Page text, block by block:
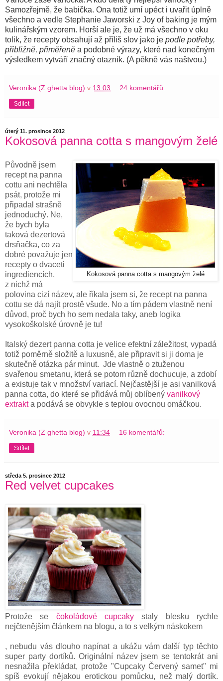
Samozřejmě, že babička. Ona totiž umí upéct i uvařit úplně
všechno a vedle Stephanie Jaworski z Joy of baking je mým
kulinářským vzorem. Horší ale je, že už má všechno v oku
tolik, že recepty obsahují až příliš slov jako je podle potřeby,
přibližně, přiměřeně a podobné výrazy, které nad konečným
výsledkem vytváří značný otazník. (A pěkně vás naštvou.)
Veronika (Z ghetta blog) v 13:03 24 komentářů:
Sdílet
úterý 11. prosince 2012
Kokosová panna cotta s mangovým želé
Kokosová panna cotta s mangovým želé
Původně jsem
recept na panna
cottu ani nechtěla
psát, protože mi
připadal strašně
jednoduchý. Ne,
že bych byla
taková dezertová
drsňačka, co za
dobré považuje jen
recepty o dvaceti
ingrediencích,
z nichž má
polovina cizí název, ale říkala jsem si, že recept na panna
cottu se dá najít prostě všude. No a tím pádem vlastně není
důvod, proč bych ho sem nedala taky, aneb logika
vysokoškolské úrovně je tu!
Italský dezert panna cotta je velice efektní záležitost, vypadá
totiž poměrně složitě a luxusně, ale připravit si ji doma je
skutečně otázka pár minut. Jde vlastně o ztuženou
svařenou smetanu, která se potom různě dochucuje, a zdobí
a existuje tak v množství variací. Nejčastější je asi vanilková
panna cotta, do které se přidává můj oblíbený vanilkový
extrakta podává se obvykle s teplou ovocnou omáčkou.
Veronika (Z ghetta blog) v 11:34 16 komentářů:
Sdílet
středa 5. prosince 2012
Red velvet cupcakes
Protože se čokoládové cupcaky staly blesku rychle
nejčtenějším článkem na blogu, a to s velkým náskokem
, nebudu vás dlouho napínat a ukážu vám další typ těchto
super party dortíků. Originální název jsem se tentokrát ani
nesnažila překládat, protože "Cupcaky Červený samet" mi
spíš evokují nějakou erotickou pomůcku, než malý dortík.